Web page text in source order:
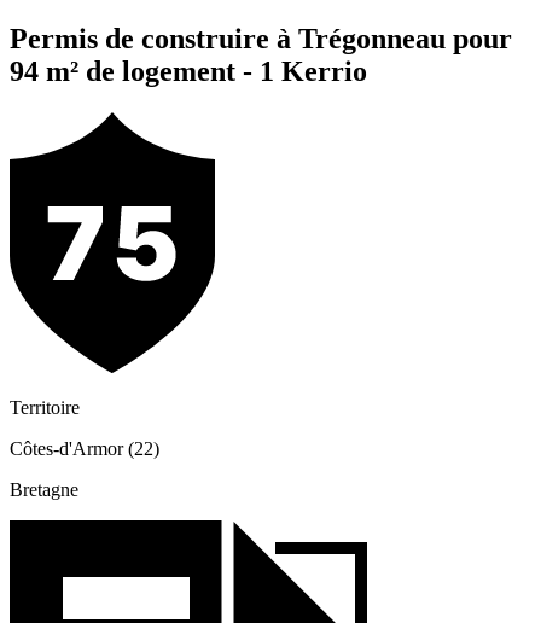
Permis de construire à Trégonneau pour
94 m² de logement - 1 Kerrio
Territoire
Côtes-d'Armor (22)
Bretagne